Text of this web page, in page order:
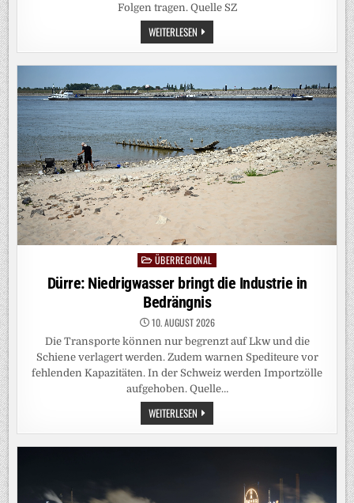
Folgen tragen. Quelle SZ
WEITERLESEN GLOSSE:
DAS
STREIFLICHT:
DAS
ODER:
GEHE
NIEMALS
AUF
X
ODER
DER
HIMMEL
WIRD
DICH
STRAFEN
PostedÜBERREGIONAL
Dürre: Niedrigwasser bringt die Industrie in
Bedrängnis
10. AUGUST 2026
Die Transporte können nur begrenzt auf Lkw und die
Schiene verlagert werden. Zudem warnen Spediteure vor
fehlenden Kapazitäten. In der Schweiz werden Importzölle
aufgehoben. Quelle…
WEITERLESEN DÜRRE:
NIEDRIGWASSER
BRINGT
DIE